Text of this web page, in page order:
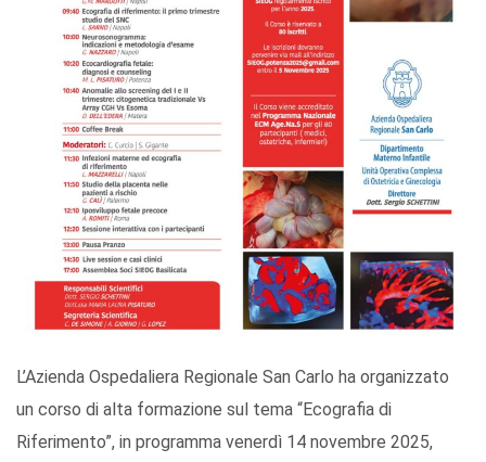
L’Azienda Ospedaliera Regionale San Carlo ha organizzato
un corso di alta formazione sul tema “Ecografia di
Riferimento”, in programma venerdì 14 novembre 2025,